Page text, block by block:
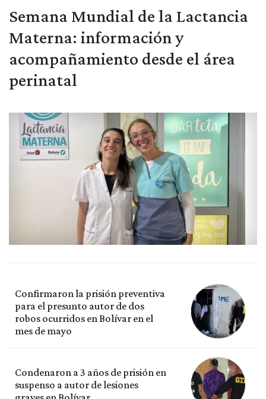
Semana Mundial de la Lactancia
Materna: información y
acompañamiento desde el área
perinatal
Confirmaron la prisión preventiva
para el presunto autor de dos
robos ocurridos en Bolívar en el
mes de mayo
Condenaron a 3 años de prisión en
suspenso a autor de lesiones